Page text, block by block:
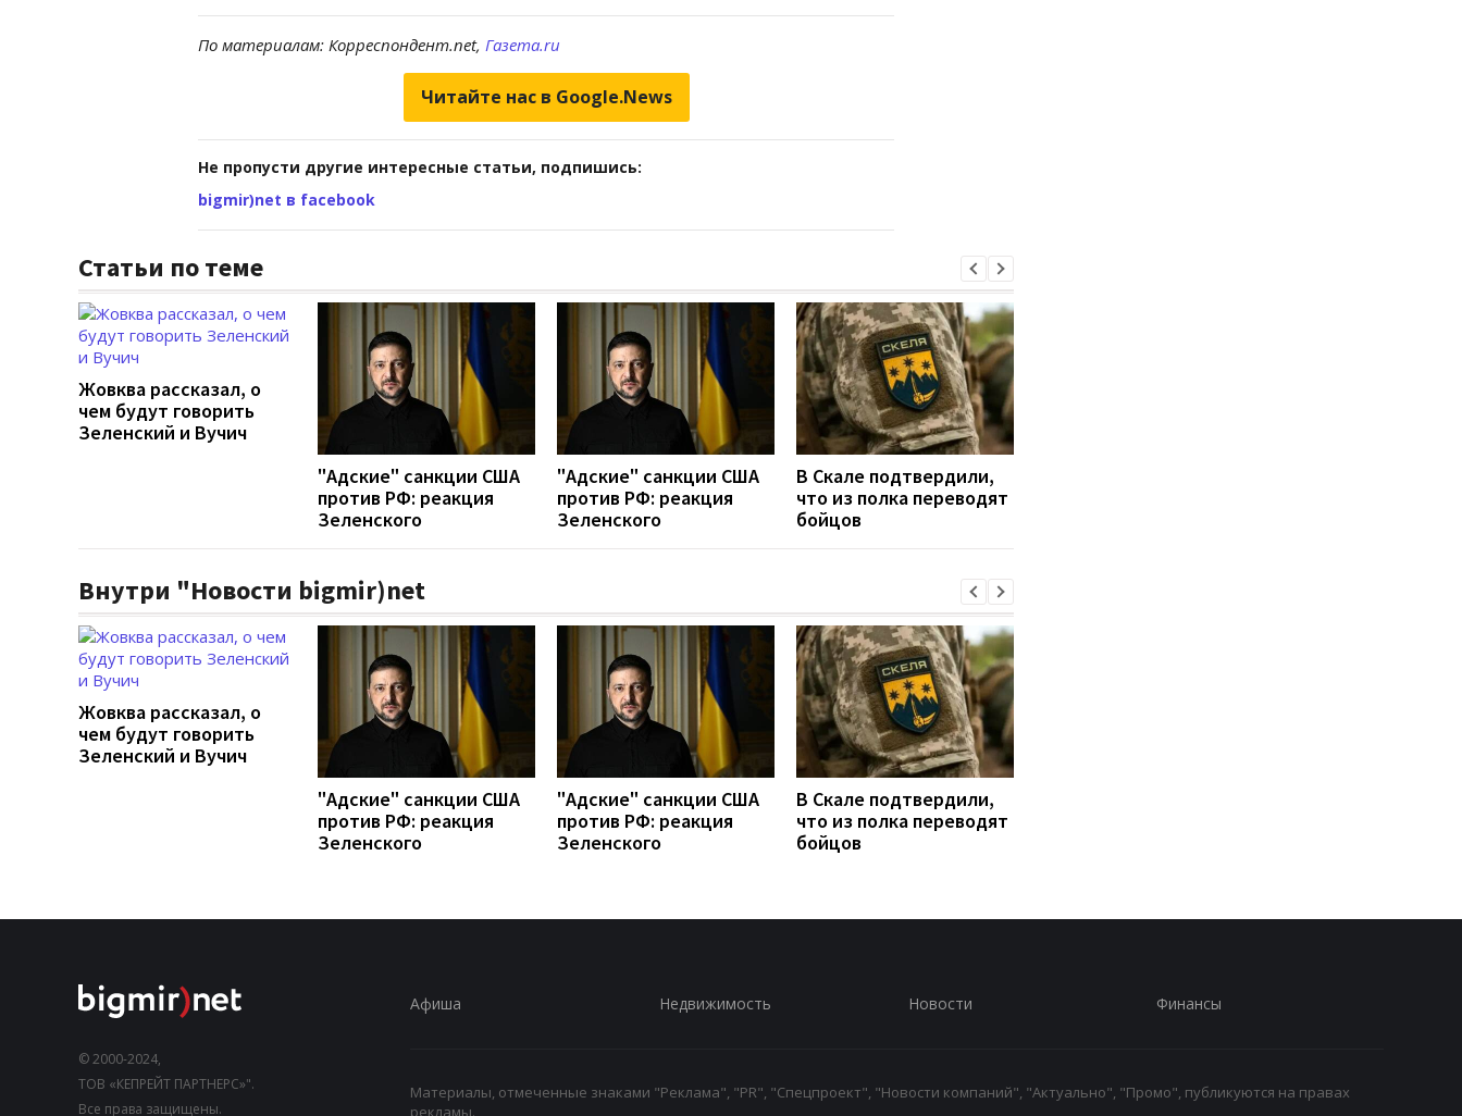
По материалам: Корреспондент.net, Газета.ru
Читайте нас в Google.News
Не пропусти другие интересные статьи, подпишись:
bigmir)net в facebook
Статьи по теме
Жовква рассказал, о
чем будут говорить
Зеленский и Вучич
"Адские" санкции США
против РФ: реакция
Зеленского
"Адские" санкции США
против РФ: реакция
Зеленского
В Скале подтвердили,
что из полка переводят
бойцов
Внутри "Новости bigmir)net
Жовква рассказал, о
чем будут говорить
Зеленский и Вучич
"Адские" санкции США
против РФ: реакция
Зеленского
"Адские" санкции США
против РФ: реакция
Зеленского
В Скале подтвердили,
что из полка переводят
бойцов
© 2000-2024,
ТОВ «КЕПРЕЙТ ПАРТНЕРС»".
Все права защищены.
Афиша Недвижимость Новости Финансы
Материалы, отмеченные знаками "Реклама", "PR", "Спецпроект", "Новости компаний", "Актуально", "Промо", публикуются на правах
рекламы.